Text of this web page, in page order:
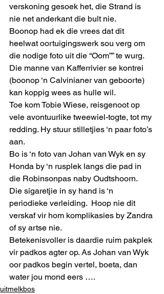
verskoning gesoek het, die Strand is
nie net anderkant die bult nie.
Boonop had ek die vrees dat dit
heelwat oortuigingswerk sou verg om
die nodige foto uit die “Oom”” te wurg.
Die manne van Kafferrivier se kontrei
(boonop ‘n Calvinianer van geboorte)
kan koppig wees as hulle wil.
Toe kom Tobie Wiese, reisgenoot op
vele avontuurlike tweewiel-togte, tot my
redding. Hy stuur stilletjies ‘n paar foto’s
aan.
Bo is ‘n foto van Johan van Wyk en sy
Honda by ‘n rusplek langs die pad in
die Robinsonpas naby Oudtshoorn.
Die sigaretjie in sy hand is ‘n
periodieke verleiding.  Hoop nie dit
verskaf vir hom komplikasies by Zandra
of sy artse nie.
Betekenisvoller is daardie ruim pakplek
vir padkos agter op. As Johan van Wyk
oor padkos begin vertel, boeta, dan
water jou mond eers ….
uitmelkbos